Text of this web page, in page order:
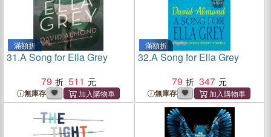
滿額折
31.A Song for Ella Grey
79
511
無庫存
滿額折
32.A Song for Ella Grey
79
347
無庫存